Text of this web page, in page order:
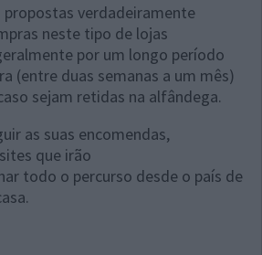
verdadeiramente
neste tipo de lojas
por um longo período
(entre duas semanas a um mês)
sejam retidas na alfândega.
as suas encomendas,
que irão
todo o percurso desde o país de